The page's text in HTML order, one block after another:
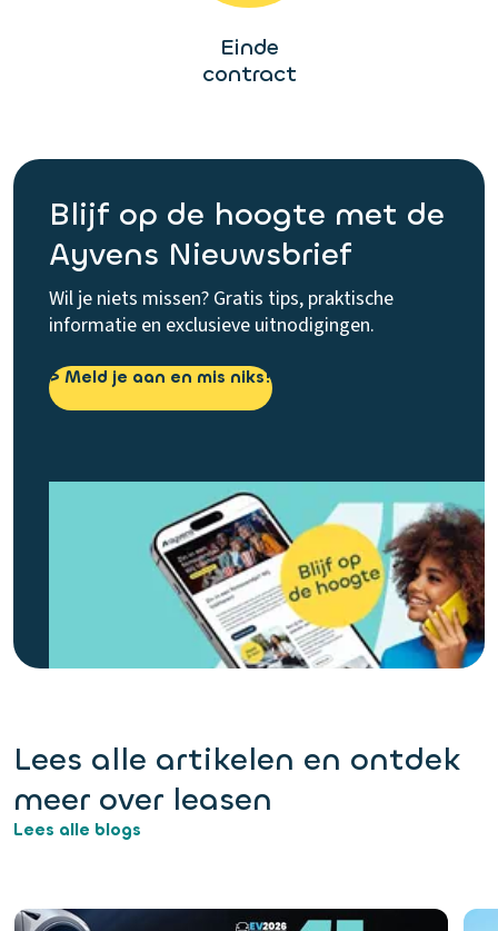
Einde
contract
Blijf op de hoogte met de
Ayvens Nieuwsbrief
Wil je niets missen? Gratis tips, praktische
informatie en exclusieve uitnodigingen.
> Meld je aan en mis niks!
Lees alle artikelen en ontdek
meer over leasen
Lees alle blogs